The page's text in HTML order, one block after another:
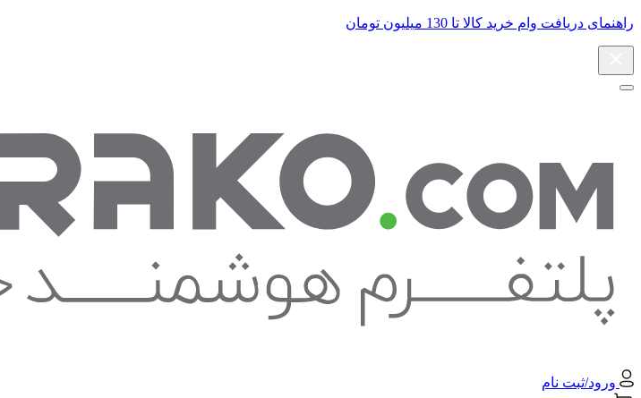
راهنمای دریافت وام خرید کالا تا 130 میلیون تومان
ورود/ثبت نام